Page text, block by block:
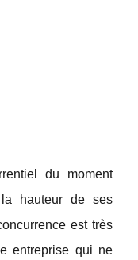
du moment
hauteur de ses
est très
entreprise qui ne